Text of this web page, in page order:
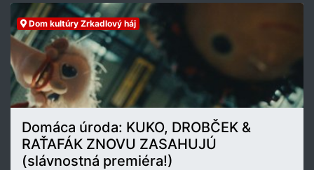
Dom kultúry Zrkadlový háj
Domáca úroda: KUKO, DROBČEK &
RAŤAFÁK ZNOVU ZASAHUJÚ
(slávnostná premiéra!)